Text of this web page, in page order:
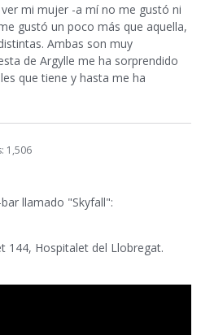
mi mujer -a mí no me gustó ni
gustó un poco más que aquella,
Ambas son muy
de Argylle me ha sorprendido
que tiene y hasta me ha
1,506
llamado "Skyfall":
144, Hospitalet del Llobregat.